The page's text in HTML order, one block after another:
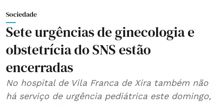
Sociedade
Sete urgências de ginecologia e
obstetrícia do SNS estão
encerradas
No hospital de Vila Franca de Xira também não
há serviço de urgência pediátrica este domingo,